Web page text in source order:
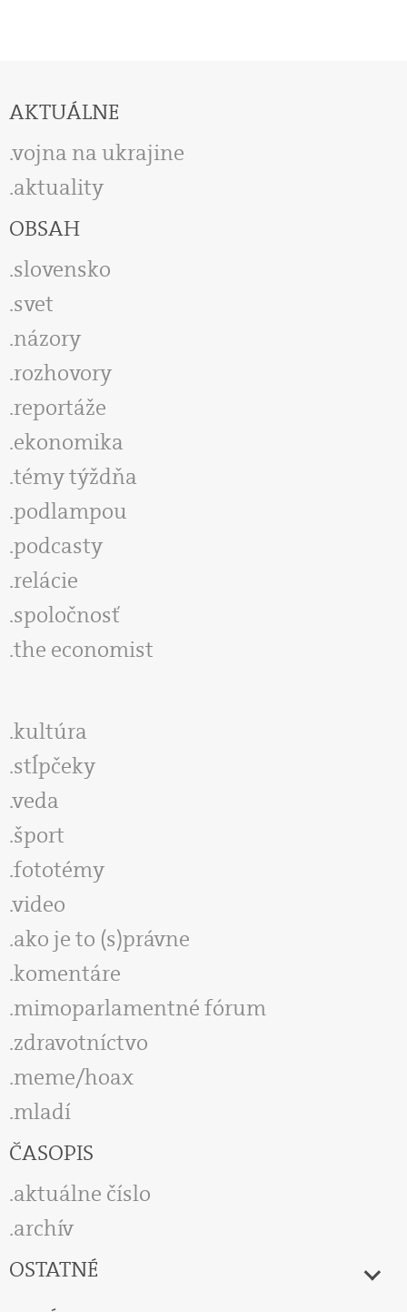
AKTUÁLNE
vojna na ukrajine
aktuality
OBSAH
slovensko
svet
názory
rozhovory
reportáže
ekonomika
témy týždňa
podlampou
podcasty
relácie
spoločnosť
the economist
kultúra
stĺpčeky
veda
šport
fototémy
video
ako je to (s)právne
komentáre
mimoparlamentné fórum
zdravotníctvo
meme/hoax
mladí
ČASOPIS
aktuálne číslo
archív
OSTATNÉ